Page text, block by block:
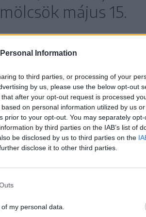
Information
to third parties, or processing of your
by us, please use the below opt-out
after your opt-out request is processed
on personal information utilized by us
prior to your opt-out. You may separately
by third parties on the IAB’s list of
be disclosed by us to third parties on the
disclose it to other third parties.
my personal data.
május 15.
Vlad Gheorghe, a Zöldség- és
(OIPA Legume Fructe)
mivel nem voltak jelentős
körülbelül 1000 hektár
25–30 hektárosak.
Románia 63 952 tonna
terület pedig